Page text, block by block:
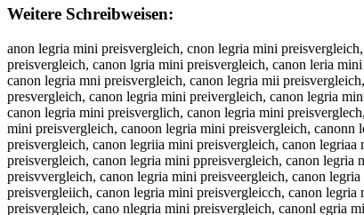
Weitere Schreibweisen:
anon legria mini preisvergleich, cnon legria mini preisvergleich, caon legria mini preisvergleich, cann legria mini preisvergleich, cano legria mini preisvergleich, canon legria mini preisvergleich, canon egria mini preisvergleich, canon lgria mini preisvergleich, canon leria mini preisvergleich, canon legia mini preisvergleich, canon legra mini preisvergleich, canon legri mini preisvergleich, canon legria ini preisvergleich, canon legria mni preisvergleich, canon legria mii preisvergleich, canon legria min preisvergleich, canon legria mini reisvergleich, canon legria mini peisvergleich, canon legria mini prisvergleich, canon legria mini presvergleich, canon legria mini preivergleich, canon legria mini preisergleich, canon legria mini preisvrgleich, canon legria mini preisvegleich, canon legria mini preisverleich, canon legria mini preisvergeich, canon legria mini preisverglich, canon legria mini preisverglech, canon legria mini preisvergleih, canon legria mini preisvergleic, ccanon legria mini preisvergleich, caanon legria mini preisvergleich, cannon legria mini preisvergleich, canoon legria mini preisvergleich, canonn legria mini preisvergleich, canon llegria mini preisvergleich, canon leegria mini preisvergleich, canon leggria mini preisvergleich, canon legrria mini preisvergleich, canon legriia mini preisvergleich, canon legriaa mini preisvergleich, canon legria mmini preisvergleich, canon legria miini preisvergleich, canon legria minni preisvergleich, canon legria minii preisvergleich, canon legria mini ppreisvergleich, canon legria mini prreisvergleich, canon legria mini preeisvergleich, canon legria mini preiisvergleich, canon legria mini preissvergleich, canon legria mini preisvvergleich, canon legria mini preisveergleich, canon legria mini preisverrgleich, canon legria mini preisverggleich, canon legria mini preisverglleich, canon legria mini preisvergleeich, canon legria mini preisvergleiich, canon legria mini preisvergleicch, canon legria mini preisvergleichh, acnon legria mini preisvergleich, cnaon legria mini preisvergleich, caonn legria mini preisvergleich, canno legria mini preisvergleich, cano nlegria mini preisvergleich, canonl egria mini preisvergleich, canon elgria mini preisvergleich, canon lgeria mini preisvergleich, canon lergia mini preisvergleich, canon legira mini preisvergleich, canon legrai mini preisvergleich, canon legri amini preisvergleich, canon legriam ini preisvergleich, canon legria imni preisvergleich, canon legria mnii preisvergleich, canon legria miin preisvergleich, canon legria min ipreisvergleich, canon legria minip reisvergleich, canon legria mini rpeisvergleich, canon legria mini perisvergleich, canon legria mini priesvergleich, canon legria mini presivergleich, canon legria mini preivsergleich, canon legria mini preisevrgleich, canon legria mini preisvregleich, canon legria mini preisvegrleich, canon legria mini preisverlgeich, canon legria mini